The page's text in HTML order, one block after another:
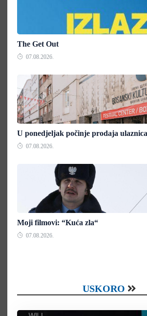
The Get Out
07.08.2026.
U ponedjeljak počinje prodaja
07.08.2026.
Moji filmovi: “Kuća zla“
07.08.2026.
USKORO